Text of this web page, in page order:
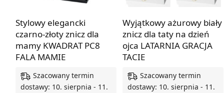
Stylowy elegancki
czarno-złoty znicz dla
mamy KWADRAT PC8
FALA MAMIE
Szacowany termin
dostawy: 10. sierpnia - 11.
Wyjątkowy ażurowy biały
znicz dla taty na dzień
ojca LATARNIA GRACJA
TACIE
Szacowany termin
dostawy: 10. sierpnia - 11.